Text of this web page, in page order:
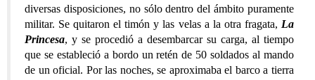
diversas disposiciones, no sólo dentro del ámbito puramente
militar. Se quitaron el timón y las velas a la otra fragata, La
Princesa, y se procedió a desembarcar su carga, al tiempo
que se estableció a bordo un retén de 50 soldados al mando
de un oficial. Por las noches, se aproximaba el barco a tierra